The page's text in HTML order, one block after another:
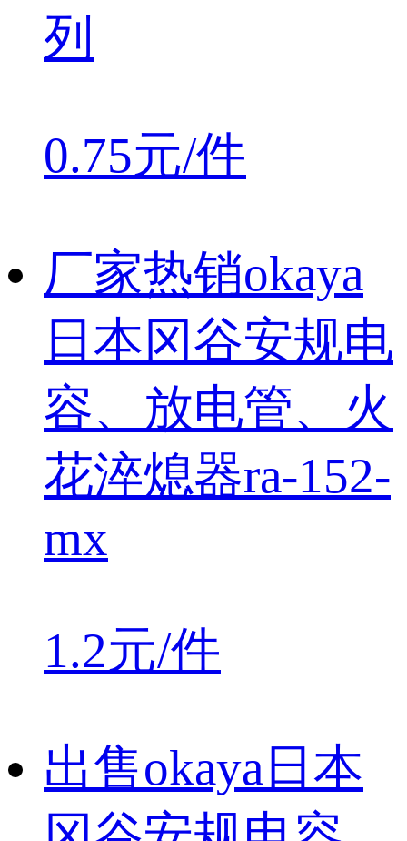
列
0.75元/件
厂家热销okaya
日本冈谷安规电
容、放电管、火
花淬熄器ra-152-
mx
1.2元/件
出售okaya日本